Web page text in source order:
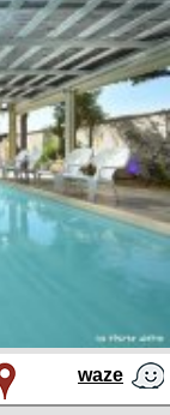
waze